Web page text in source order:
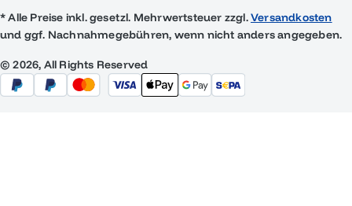
* Alle Preise inkl. gesetzl. Mehrwertsteuer zzgl.Versandkosten
und ggf. Nachnahmegebühren, wenn nicht anders angegeben.
© 2026, All Rights Reserved